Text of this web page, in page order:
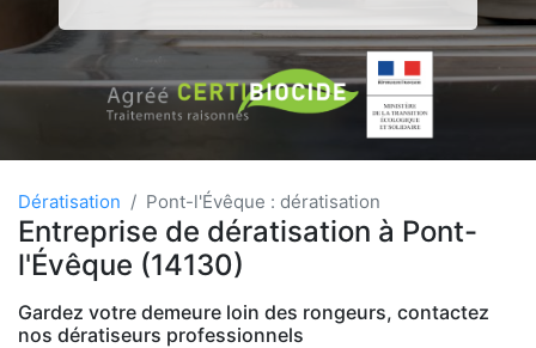
Dératisation Pont-l'Évêque : dératisation
Entreprise de dératisation à Pont-
l'Évêque (14130)
Gardez votre demeure loin des rongeurs, contactez
nos dératiseurs professionnels